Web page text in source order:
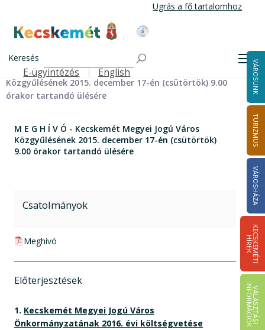
tartalomra
Ugrás a fő tartalomhoz
Kecskemét Város Honlapja
Keresés
Felső navigáció
E-ügyintézés English VÁROSUNK
TURIZMUS
VÁROSHÁZA
K
E
C
S
K
E
M
É
T
I
HÍ
R
E
K
V
Á
L
A
S
Z
T
Á
S
I
IN
F
O
R
M
Á
C
I
Ó
K
Önkormányzat
Meghívók, előterjesztések
M E G H Í V Ó - Kecskemét Megyei Jogú Város
Közgyűlésének 2015. december 17-én (csütörtök) 9.00
órakor tartandó ülésére
M E G H Í V Ó - Kecskemét Megyei Jogú Város
Közgyűlésének 2015. december 17-én (csütörtök)
9.00 órakor tartandó ülésére
Csatolmányok
pdf csatolmány:
Meghívó
Előterjesztések
1. Kecskemét Megyei Jogú Város
Önkormányzatának 2016. évi költségvetése